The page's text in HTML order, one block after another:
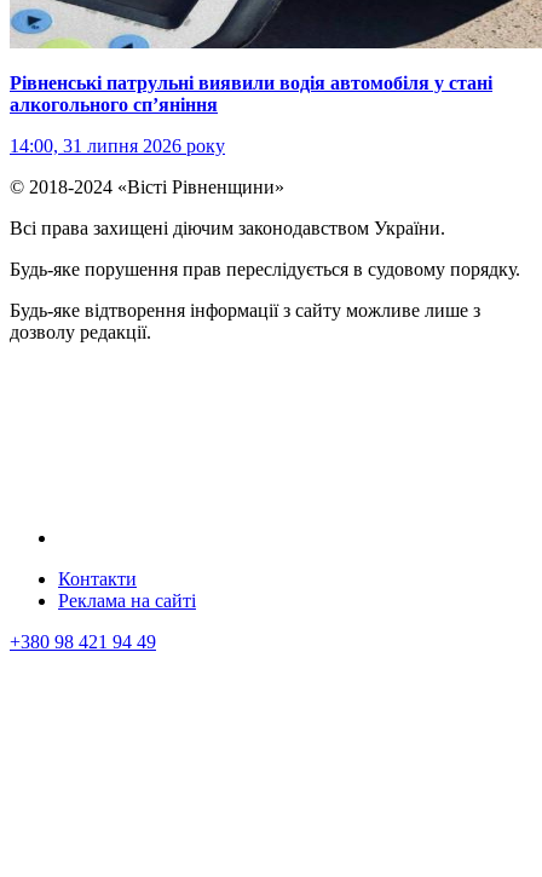
Рівненські патрульні виявили водія автомобіля у стані
алкогольного сп’яніння
14:00, 31 липня 2026 року
© 2018-2024 «Вісті Рівненщини»
Всі права захищені діючим законодавством України.
Будь-яке порушення прав переслідується в судовому порядку.
Будь-яке відтворення інформації з сайту можливе лише з
дозволу редакції.
Контакти
Реклама на сайтi
+380 98 421 94 49